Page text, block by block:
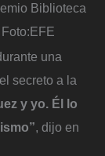
Biblioteca
Foto:EFE
una
secreto a la
y yo. Él lo
, dijo en